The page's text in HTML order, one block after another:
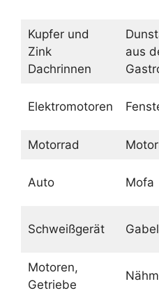
Kupfer und
Zink
Dachrinnen
aus
Elektromotoren
Motorrad
Auto Mofa
Schweißgerät
Motoren,
Getriebe